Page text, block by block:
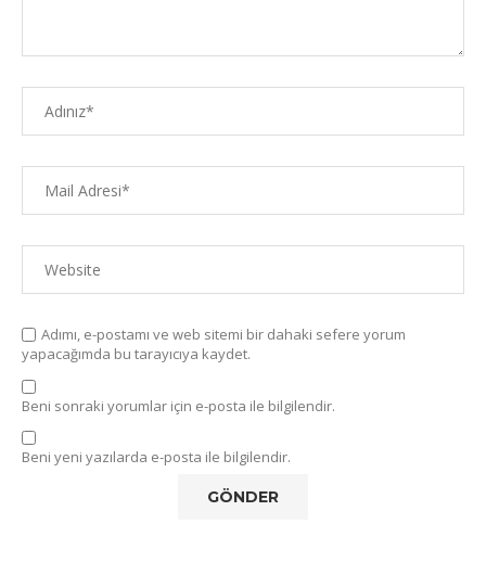
Adımı, e-postamı ve web sitemi bir dahaki sefere yorum
yapacağımda bu tarayıcıya kaydet.
Beni sonraki yorumlar için e-posta ile bilgilendir.
Beni yeni yazılarda e-posta ile bilgilendir.